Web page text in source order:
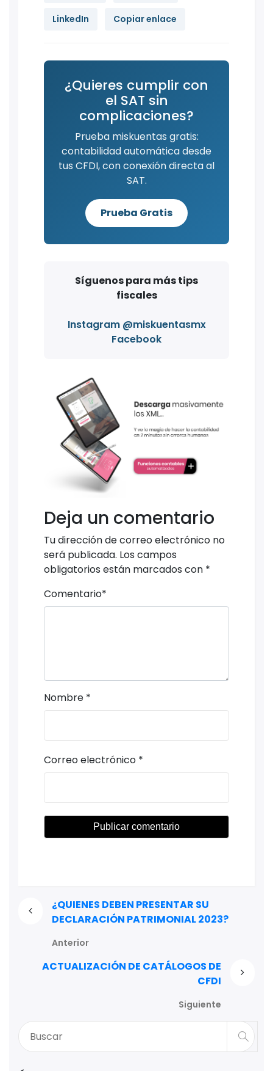
LinkedIn Copiar enlace
¿Quieres cumplir con
el SAT sin
complicaciones?
Prueba miskuentas gratis:
contabilidad automática desde
tus CFDI, con conexión directa al
SAT.
Prueba Gratis
Síguenos para más tips
fiscales
Instagram @miskuentasmx
Facebook
Deja un comentario
Tu dirección de correo electrónico no
será publicada. Los campos
obligatorios están marcados con *
Comentario*
Nombre *
Correo electrónico *
¿QUIENES DEBEN PRESENTAR SU
DECLARACIÓN PATRIMONIAL 2023?
Anterior
ACTUALIZACIÓN DE CATÁLOGOS DE
CFDI
Siguiente